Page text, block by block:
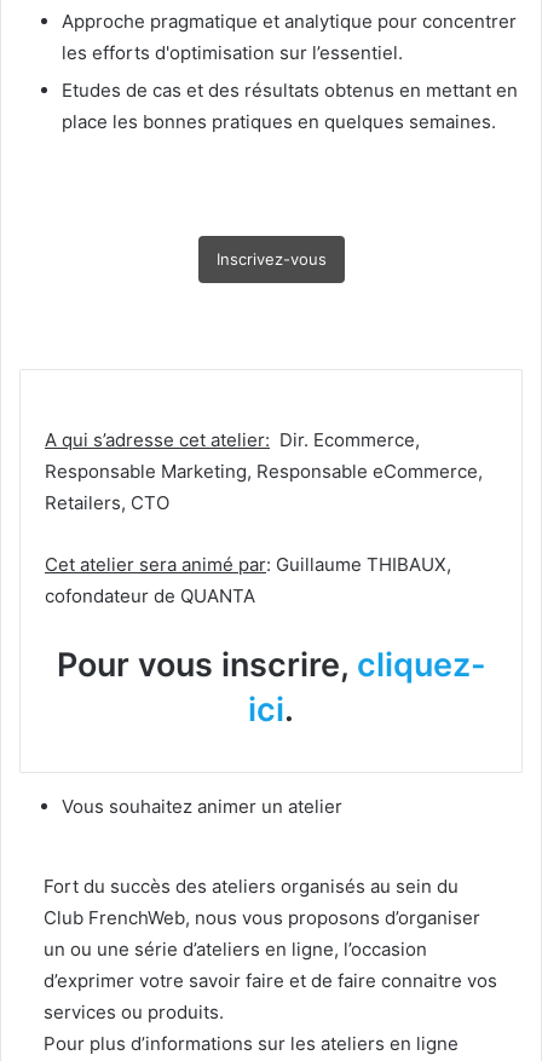
Approche pragmatique et analytique pour concentrer
les efforts d'optimisation sur l’essentiel.
Etudes de cas et des résultats obtenus en mettant en
place les bonnes pratiques en quelques semaines.
Inscrivez-vous
A qui s’adresse cet atelier: Dir. Ecommerce,
Responsable Marketing, Responsable eCommerce,
Retailers, CTO
Cet atelier sera animé par: Guillaume THIBAUX,
cofondateur de QUANTA
Pour vous inscrire, cliquez-
ici.
Vous souhaitez animer un atelier
Fort du succès des ateliers organisés au sein du
Club FrenchWeb, nous vous proposons d’organiser
un ou une série d’ateliers en ligne, l’occasion
d’exprimer votre savoir faire et de faire connaitre vos
services ou produits.
Pour plus d’informations sur les ateliers en ligne